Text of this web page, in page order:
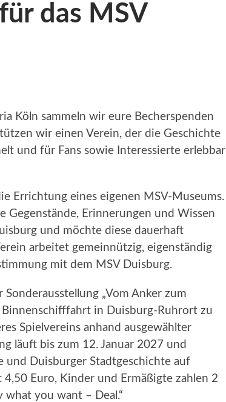
das MSV
Köln sammeln wir eure Becherspenden
wir einen Verein, der die Geschichte
und für Fans sowie Interessierte erlebbar
Errichtung eines eigenen MSV-Museums.
Gegenstände, Erinnerungen und Wissen
und möchte diese dauerhaft
arbeitet gemeinnützig, eigenständig
mit dem MSV Duisburg.
„Vom Anker zum
in Duisburg-Ruhrort zu
Spielvereins anhand ausgewählter
läuft bis zum 12. Januar 2027 und
und Duisburger Stadtgeschichte auf
Euro, Kinder und Ermäßigte zahlen 2
what you want – Deal.“